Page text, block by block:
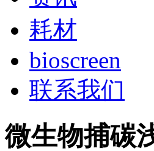
耗材
bioscreen
联系我们
微生物捕碳